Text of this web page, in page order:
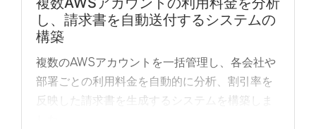
し、請求書を自動送付するシステムの
構築
複数のAWSアカウントを一括管理し、各会社や
部署ごとの利用料金を自動的に分析、割引率を
反映した請求書を生成するシステムを構築しま